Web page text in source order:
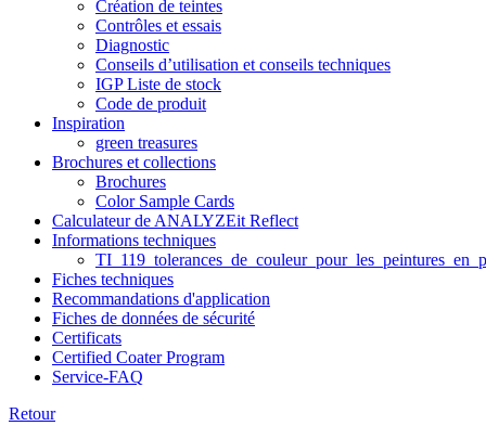
Création de teintes
Contrôles et essais
Diagnostic
Conseils d’utilisation et conseils techniques
IGP Liste de stock
Code de produit
Inspiration
green treasures
Brochures et collections
Brochures
Color Sample Cards
Calculateur de ANALYZEit Reflect
Informations techniques
Fiches techniques
Recommandations d'application
Fiches de données de sécurité
Certificats
Certified Coater Program
Service-FAQ
Retour